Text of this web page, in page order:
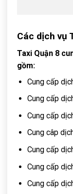
Các dịch vụ
Taxi Quận 8
gồm:
Cung cấp
Cung cấp
Cung cấp
Cung câp
Cung cấp
Cung cấp
Cung cấp